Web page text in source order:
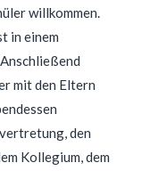
willkommen.
in einem
mit den Eltern
den
Kollegium, dem